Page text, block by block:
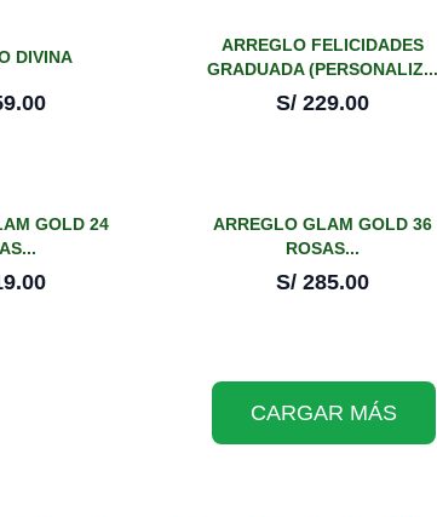
DIVINA
ARREGLO FELICIDADES
GRADUADA (PERSONALIZ...
S/229.00
GOLD 24
ARREGLO GLAM GOLD 36
ROSAS...
S/285.00
CARGAR MÁS